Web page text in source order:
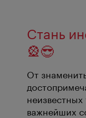
Стань
🎡😎
От
неизвестных
важнейших